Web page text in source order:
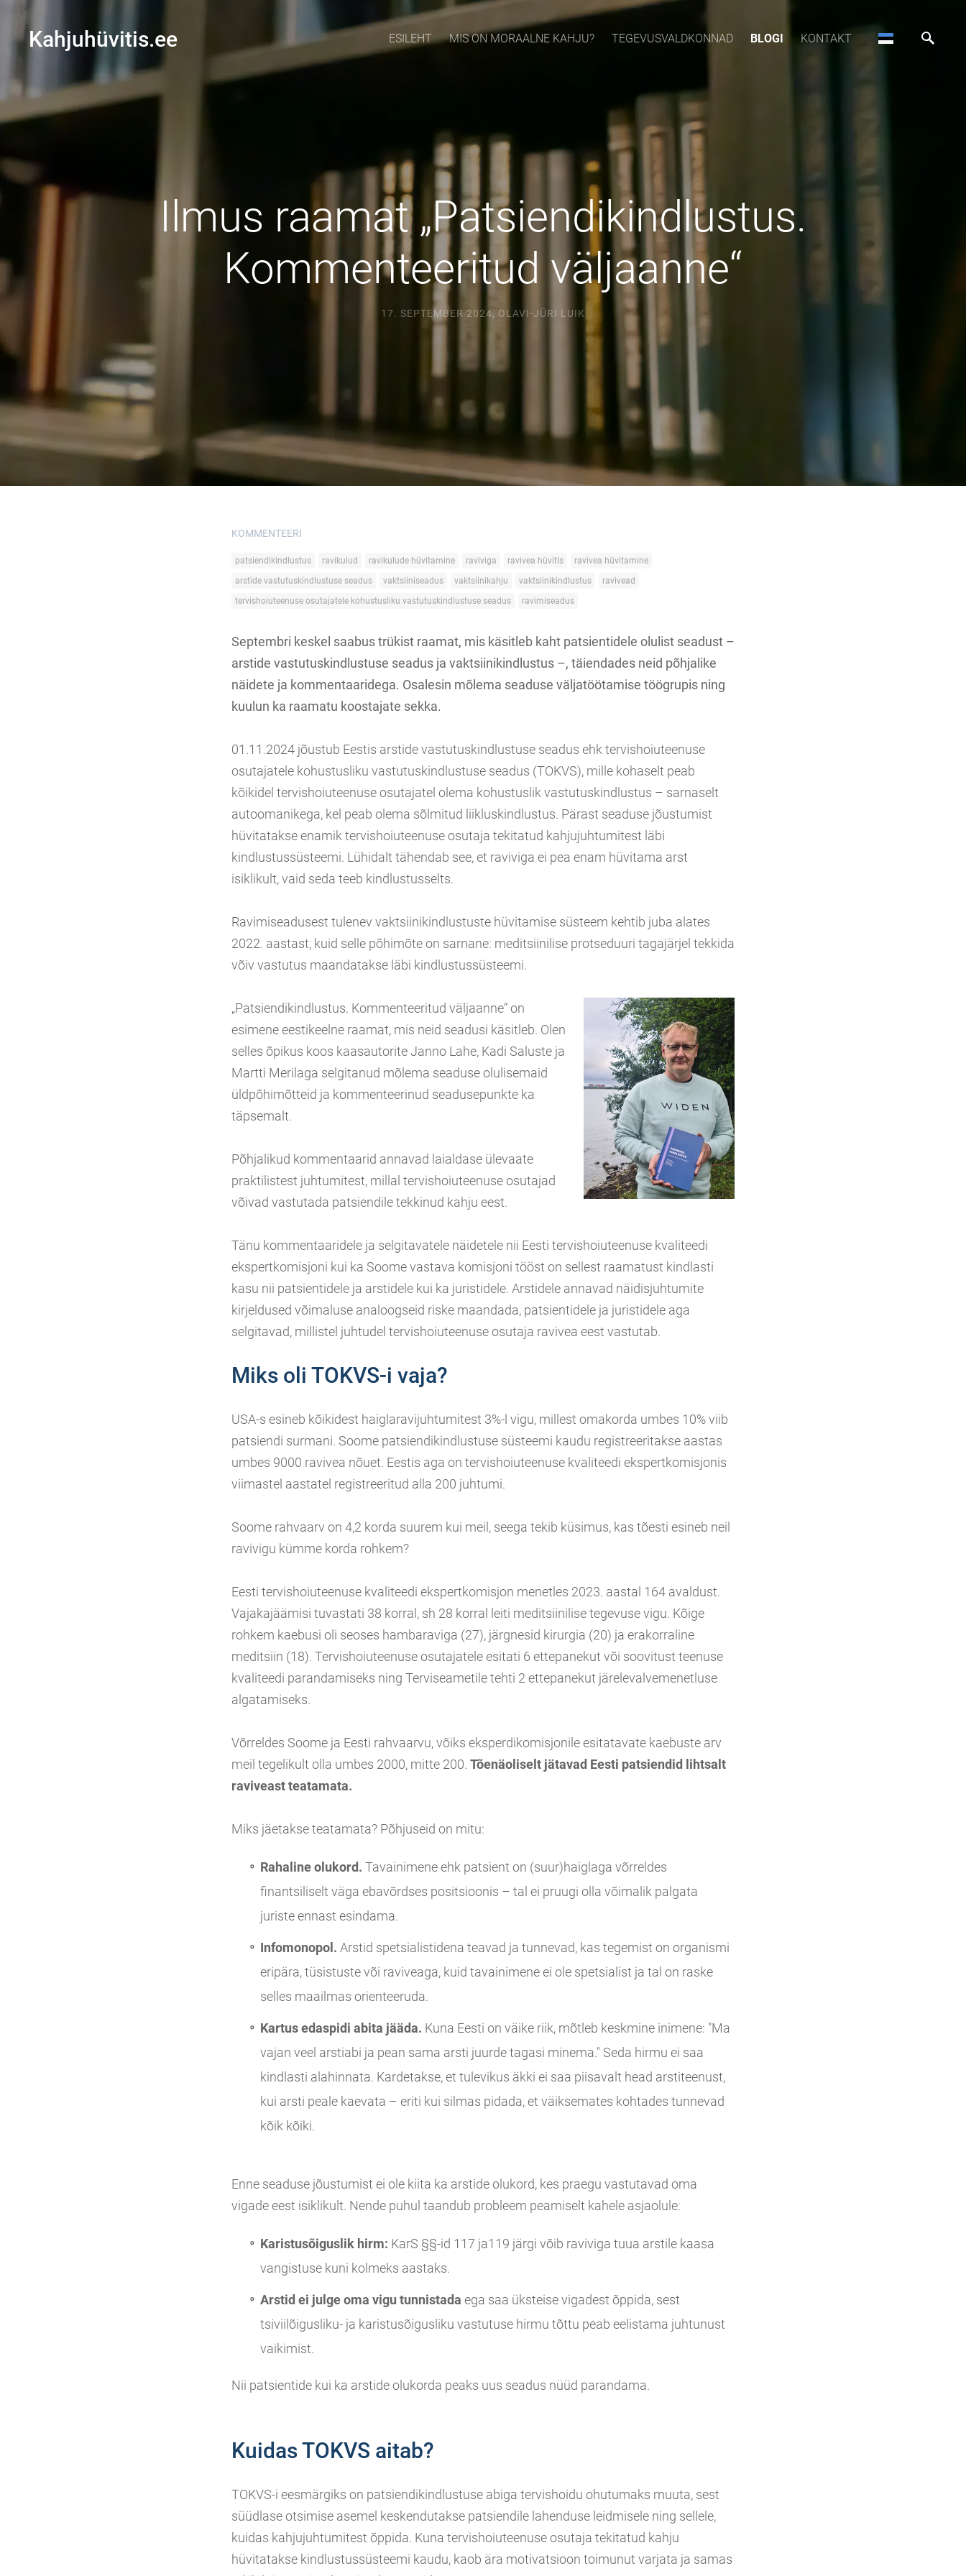
Kahjuhüvitis.ee ESILEHT MIS ON MORAALNE KAHJU? TEGEVUSVALDKONNAD BLOGI KONTAKT
Ilmus raamat „Patsiendikindlustus.
Kommenteeritud väljaanne“
17. SEPTEMBER 2024, OLAVI-JÜRI LUIK
KOMMENTEERI
patsiendikindlustus ravikulud ravikulude hüvitamine raviviga ravivea hüvitis
ravivea hüvitamine
arstide vastutuskindlustuse seadus
vaktsiiniseadus vaktsiinikahju vaktsiinikindlustus
ravivead
tervishoiuteenuse osutajatele kohustusliku vastutuskindlustuse seadus
ravimiseadus
Septembri keskel saabus trükist raamat, mis käsitleb kaht patsientidele olulist seadust –
arstide vastutuskindlustuse seadus ja vaktsiinikindlustus –, täiendades neid põhjalike
näidete ja kommentaaridega. Osalesin mõlema seaduse väljatöötamise töögrupis ning
kuulun ka raamatu koostajate sekka.
01.11.2024 jõustub Eestis arstide vastutuskindlustuse seadus ehk tervishoiuteenuse
osutajatele kohustusliku vastutuskindlustuse seadus (TOKVS), mille kohaselt peab
kõikidel tervishoiuteenuse osutajatel olema kohustuslik vastutuskindlustus – sarnaselt
autoomanikega, kel peab olema sõlmitud liikluskindlustus. Pärast seaduse jõustumist
hüvitatakse enamik tervishoiuteenuse osutaja tekitatud kahjujuhtumitest läbi
kindlustussüsteemi. Lühidalt tähendab see, et raviviga ei pea enam hüvitama arst
isiklikult, vaid seda teeb kindlustusselts.
Ravimiseadusest tulenev vaktsiinikindlustuste hüvitamise süsteem kehtib juba alates
2022. aastast, kuid selle põhimõte on sarnane: meditsiinilise protseduuri tagajärjel tekkida
võiv vastutus maandatakse läbi kindlustussüsteemi.
„Patsiendikindlustus. Kommenteeritud väljaanne“ on
esimene eestikeelne raamat, mis neid seadusi käsitleb. Olen
selles õpikus koos kaasautorite Janno Lahe, Kadi Saluste ja
Martti Merilaga selgitanud mõlema seaduse olulisemaid
üldpõhimõtteid ja kommenteerinud seadusepunkte ka
täpsemalt.
Põhjalikud kommentaarid annavad laialdase ülevaate
praktilistest juhtumitest, millal tervishoiuteenuse osutajad
võivad vastutada patsiendile tekkinud kahju eest.
Tänu kommentaaridele ja selgitavatele näidetele nii Eesti tervishoiuteenuse kvaliteedi
ekspertkomisjoni kui ka Soome vastava komisjoni tööst on sellest raamatust kindlasti
kasu nii patsientidele ja arstidele kui ka juristidele. Arstidele annavad näidisjuhtumite
kirjeldused võimaluse analoogseid riske maandada, patsientidele ja juristidele aga
selgitavad, millistel juhtudel tervishoiuteenuse osutaja ravivea eest vastutab.
Miks oli TOKVS-i vaja?
USA-s esineb kõikidest haiglaravijuhtumitest 3%-l vigu, millest omakorda umbes 10% viib
patsiendi surmani. Soome patsiendikindlustuse süsteemi kaudu registreeritakse aastas
umbes 9000 ravivea nõuet. Eestis aga on tervishoiuteenuse kvaliteedi ekspertkomisjonis
viimastel aastatel registreeritud alla 200 juhtumi.
Soome rahvaarv on 4,2 korda suurem kui meil, seega tekib küsimus, kas tõesti esineb neil
ravivigu kümme korda rohkem?
Eesti tervishoiuteenuse kvaliteedi ekspertkomisjon menetles 2023. aastal 164 avaldust.
Vajakajäämisi tuvastati 38 korral, sh 28 korral leiti meditsiinilise tegevuse vigu. Kõige
rohkem kaebusi oli seoses hambaraviga (27), järgnesid kirurgia (20) ja erakorraline
meditsiin (18). Tervishoiuteenuse osutajatele esitati 6 ettepanekut või soovitust teenuse
kvaliteedi parandamiseks ning Terviseametile tehti 2 ettepanekut järelevalvemenetluse
algatamiseks.
Võrreldes Soome ja Eesti rahvaarvu, võiks eksperdikomisjonile esitatavate kaebuste arv
meil tegelikult olla umbes 2000, mitte 200. Tõenäoliselt jätavad Eesti patsiendid lihtsalt
raviveast teatamata.
Miks jäetakse teatamata? Põhjuseid on mitu:
Rahaline olukord. Tavainimene ehk patsient on (suur)haiglaga võrreldes
finantsiliselt väga ebavõrdses positsioonis – tal ei pruugi olla võimalik palgata
juriste ennast esindama.
Infomonopol. Arstid spetsialistidena teavad ja tunnevad, kas tegemist on organismi
eripära, tüsistuste või raviveaga, kuid tavainimene ei ole spetsialist ja tal on raske
selles maailmas orienteeruda.
Kartus edaspidi abita jääda. Kuna Eesti on väike riik, mõtleb keskmine inimene: "Ma
vajan veel arstiabi ja pean sama arsti juurde tagasi minema." Seda hirmu ei saa
kindlasti alahinnata. Kardetakse, et tulevikus äkki ei saa piisavalt head arstiteenust,
kui arsti peale kaevata – eriti kui silmas pidada, et väiksemates kohtades tunnevad
kõik kõiki.
Enne seaduse jõustumist ei ole kiita ka arstide olukord, kes praegu vastutavad oma
vigade eest isiklikult. Nende puhul taandub probleem peamiselt kahele asjaolule:
Karistusõiguslik hirm: KarS §§-id 117 ja119 järgi võib raviviga tuua arstile kaasa
vangistuse kuni kolmeks aastaks.
Arstid ei julge oma vigu tunnistada ega saa üksteise vigadest õppida, sest
tsiviilõigusliku- ja karistusõigusliku vastutuse hirmu tõttu peab eelistama juhtunust
vaikimist.
Nii patsientide kui ka arstide olukorda peaks uus seadus nüüd parandama.
Kuidas TOKVS aitab?
TOKVS-i eesmärgiks on patsiendikindlustuse abiga tervishoidu ohutumaks muuta, sest
süüdlase otsimise asemel keskendutakse patsiendile lahenduse leidmisele ning sellele,
kuidas kahjujuhtumitest õppida. Kuna tervishoiuteenuse osutaja tekitatud kahju
hüvitatakse kindlustussüsteemi kaudu, kaob ära motivatsioon toimunut varjata ja samas